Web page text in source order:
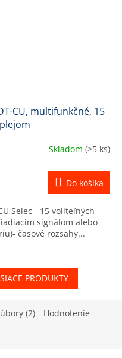
CU, multifunkčné, 15
Skladom (>5 ks)
Do košíka
Selec - 15 voliteľných
signálom alebo
časové rozsahy...
PRODUKTY
(2) Hodnotenie